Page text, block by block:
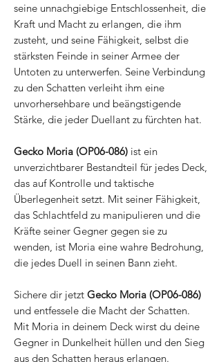
seine unnachgiebige Entschlossenheit, die
Kraft und Macht zu erlangen, die ihm
zusteht, und seine Fähigkeit, selbst die
stärksten Feinde in seiner Armee der
Untoten zu unterwerfen. Seine Verbindung
zu den Schatten verleiht ihm eine
unvorhersehbare und beängstigende
Stärke, die jeder Duellant zu fürchten hat.
Gecko Moria (OP06-086) ist ein
unverzichtbarer Bestandteil für jedes Deck,
das auf Kontrolle und taktische
Überlegenheit setzt. Mit seiner Fähigkeit,
das Schlachtfeld zu manipulieren und die
Kräfte seiner Gegner gegen sie zu
wenden, ist Moria eine wahre Bedrohung,
die jedes Duell in seinen Bann zieht.
Sichere dir jetzt Gecko Moria (OP06-086)
und entfessele die Macht der Schatten.
Mit Moria in deinem Deck wirst du deine
Gegner in Dunkelheit hüllen und den Sieg
aus den Schatten heraus erlangen.